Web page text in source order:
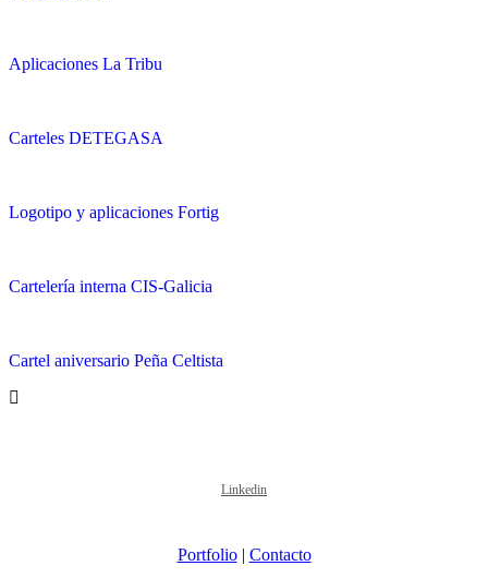
Aplicaciones La Tribu
Carteles DETEGASA
Logotipo y aplicaciones Fortig
Cartelería interna CIS-Galicia
Cartel aniversario Peña Celtista
Linkedin
Portfolio| Contacto